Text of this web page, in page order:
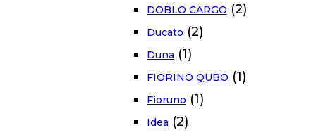
DOBLO CARGO (2)
Ducato (2)
Duna (1)
FIORINO QUBO (1)
Fioruno (1)
Idea (2)